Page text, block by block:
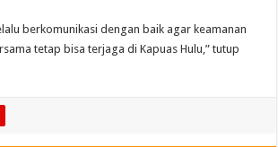
berkomunikasi dengan baik agar keamanan
tetap bisa terjaga di Kapuas Hulu,” tutup